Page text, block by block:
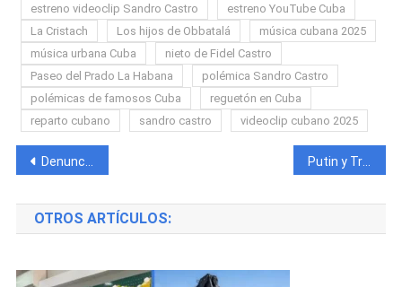
estreno videoclip Sandro Castro
estreno YouTube Cuba
La Cristach
Los hijos de Obbatalá
música cubana 2025
música urbana Cuba
nieto de Fidel Castro
Paseo del Prado La Habana
polémica Sandro Castro
polémicas de famosos Cuba
reguetón en Cuba
reparto cubano
sandro castro videoclip cubano 2025
Navegación
de
entradas
Denuncian nuevo feminicidio en Cuba: fue hallada en el baño y el sospechoso se entrega horas después
OTROS ARTÍCULOS: